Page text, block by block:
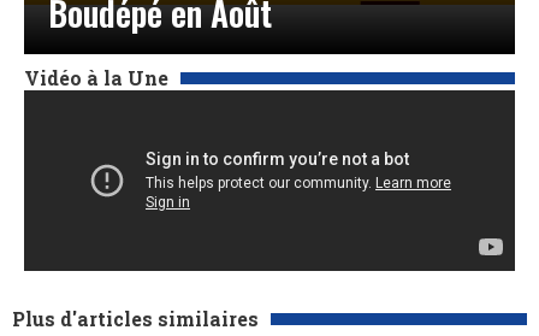
Boudépé en Août
Vidéo à la Une
Plus d'articles similaires